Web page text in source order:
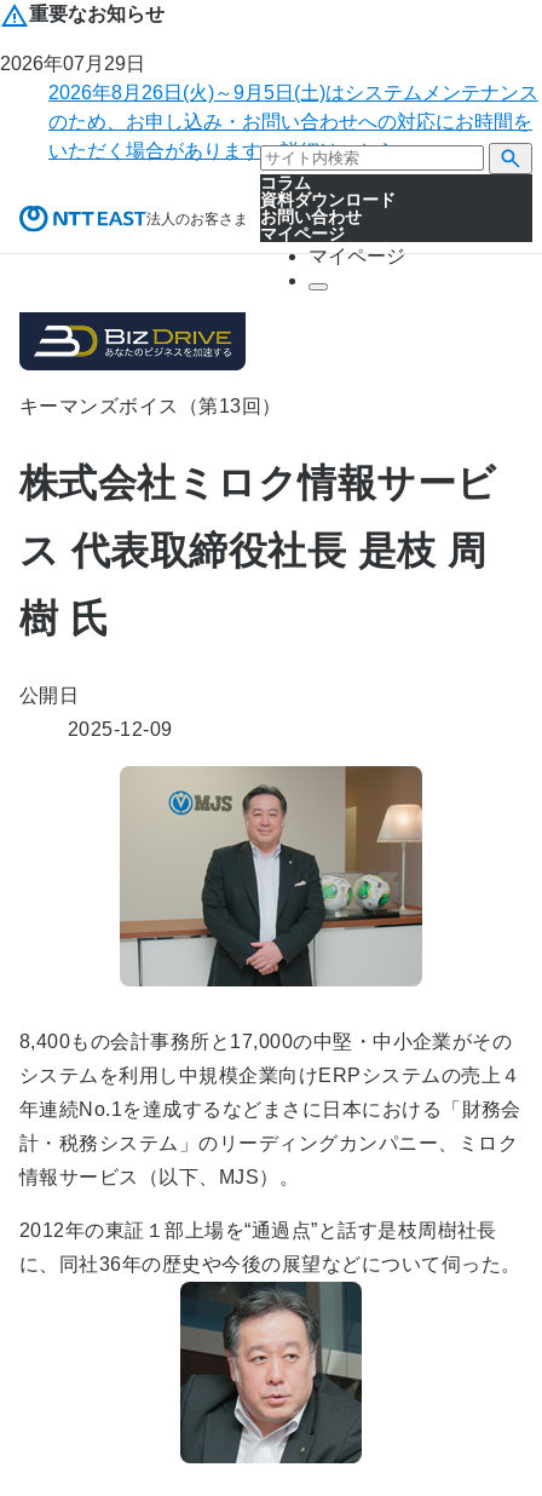
重要なお知らせ
2026年07月29日
2026年8月26日(火)～9月5日(土)はシステムメンテナンス
のため、お申し込み・お問い合わせへの対応にお時間を
いただく場合があります。詳細はこちら。
法人のお客さま
コラム
資料ダウンロード
お問い合わせ
マイページ
マイページ
キーマンズボイス（第13回）
株式会社ミロク情報サービ
ス 代表取締役社長 是枝 周
樹 氏
公開日
2025-12-09
8,400もの会計事務所と17,000の中堅・中小企業がその
システムを利用し中規模企業向けERPシステムの売上４
年連続No.1を達成するなどまさに日本における「財務会
計・税務システム」のリーディングカンパニー、ミロク
情報サービス（以下、MJS）。
2012年の東証１部上場を“通過点”と話す是枝周樹社長
に、同社36年の歴史や今後の展望などについて伺った。